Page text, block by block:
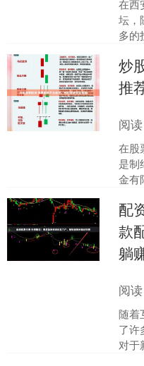
在西
坛，
多的
资者
炒
推
阅读
在股
是制
金有
本：
配
款
躺
阅读
随着
了许
对于